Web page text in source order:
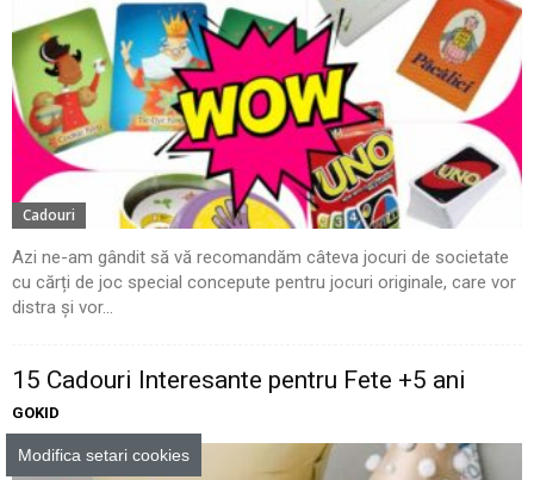
Cadouri
Azi ne-am gândit să vă recomandăm câteva jocuri de societate
cu cărți de joc special concepute pentru jocuri originale, care vor
distra și vor...
15 Cadouri Interesante pentru Fete +5 ani
GOKID
Modifica setari cookies